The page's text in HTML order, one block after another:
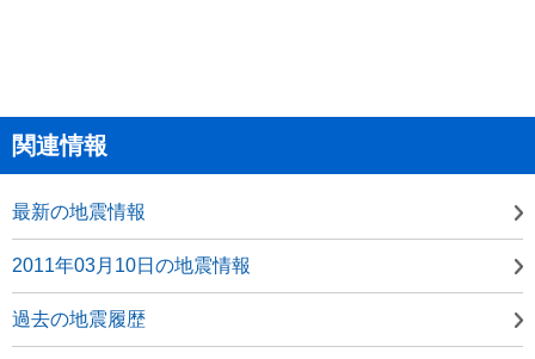
関連情報
最新の地震情報
2011年03月10日の地震情報
過去の地震履歴